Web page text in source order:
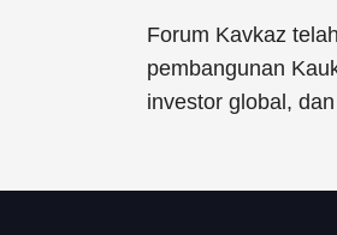
Forum Kavkaz
pembangunan
investor global,